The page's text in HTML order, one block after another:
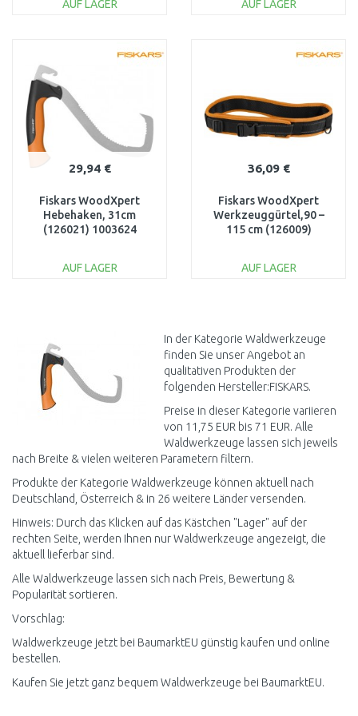
AUF LAGER
AUF LAGER
29,94 €
Fiskars WoodXpert
Hebehaken, 31cm
(126021) 1003624
AUF LAGER
36,09 €
Fiskars WoodXpert
Werkzeuggürtel,90 –
115 cm (126009)
AUF LAGER
Vergleichen
In der Kategorie Waldwerkzeuge
finden Sie unser Angebot an
qualitativen Produkten der
folgenden Hersteller:FISKARS.
Preise in dieser Kategorie variieren
von 11,75 EUR bis 71 EUR. Alle
Waldwerkzeuge lassen sich jeweils
nach Breite & vielen weiteren Parametern filtern.
Produkte der Kategorie Waldwerkzeuge können aktuell nach
Deutschland, Österreich & in 26 weitere Länder versenden.
Hinweis: Durch das Klicken auf das Kästchen "Lager" auf der
rechten Seite, werden Ihnen nur Waldwerkzeuge angezeigt, die
aktuell lieferbar sind.
Alle Waldwerkzeuge lassen sich nach Preis, Bewertung &
Popularität sortieren.
Vorschlag:
Waldwerkzeuge jetzt bei BaumarktEU günstig kaufen und online
bestellen.
Kaufen Sie jetzt ganz bequem Waldwerkzeuge bei BaumarktEU.